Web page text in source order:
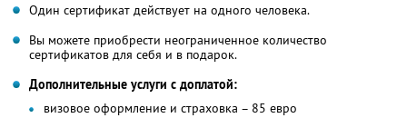
Один сертификат действует на одного человека.
Вы можете приобрести неограниченное количество
сертификатов для себя и в подарок.
Дополнительные услуги с доплатой:
визовое оформление и страховка – 85 евро